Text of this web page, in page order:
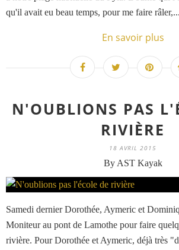
qu'il avait eu beau temps, pour me faire râler,...
En savoir plus
N'OUBLIONS PAS
RIVIÈRE
18 AVRIL 2015
By AST Kayak
Samedi dernier Dorothée, Aymeric et
Moniteur au pont de Lamothe pour faire
rivière. Pour Dorothée et Aymeric, déjà très